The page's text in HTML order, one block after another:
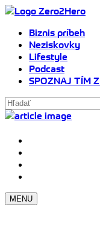
Biznis príbeh
Neziskovky
Lifestyle
Podcast
SPOZNAJ TÍM
MENU